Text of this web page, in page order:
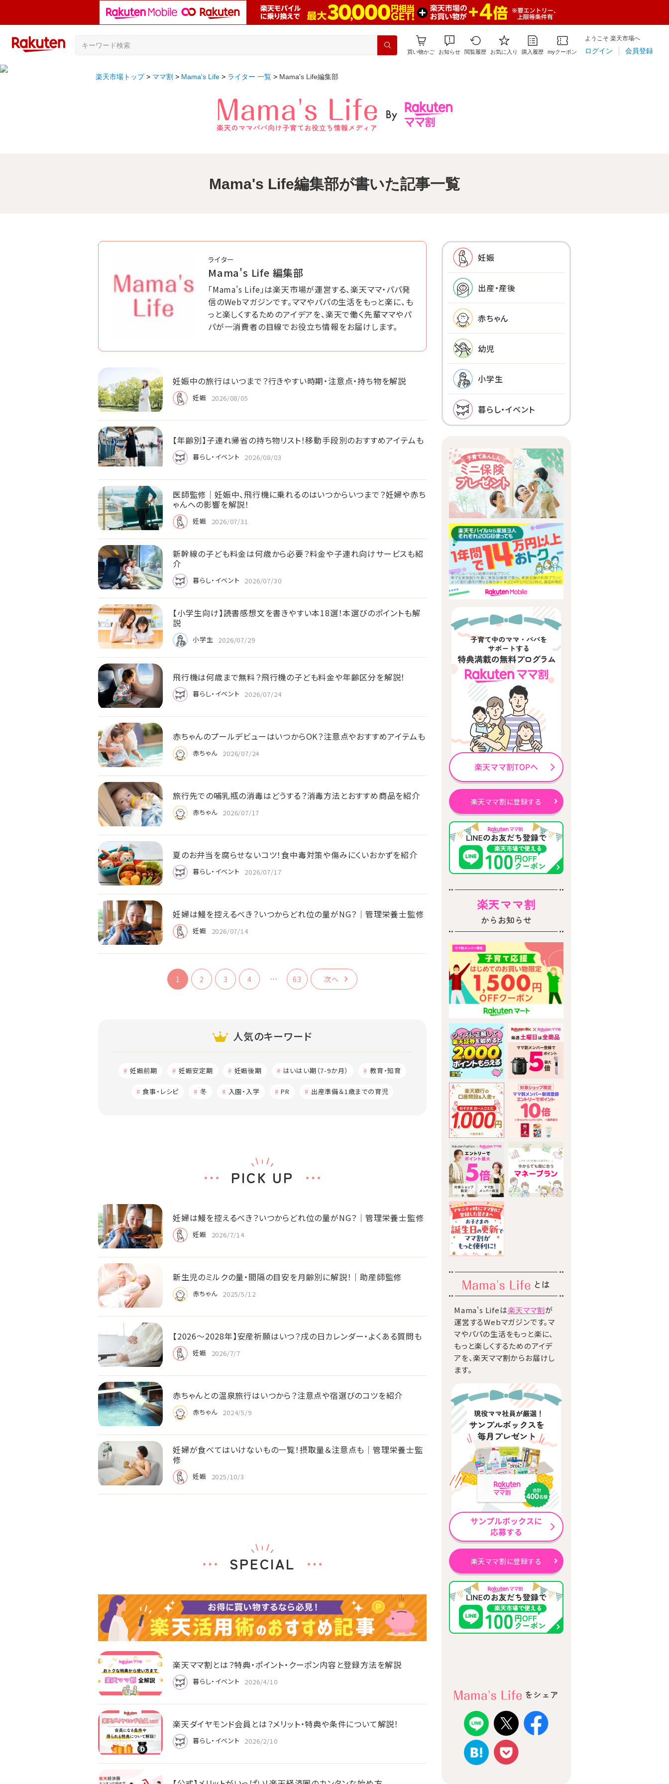
買い物かご お知らせ 閲覧履歴 お気に入り 購入履歴 myクーポン
ようこそ 楽天市場へ
ログイン 会員登録
楽天市場トップ ママ割 Mama's Life ライター 一覧 Mama's Life編集部
Mama's Life編集部が書いた記事一覧
ライター
Mama's Life 編集部
「Mama's Life」は楽天市場が運営する、楽天ママ・パパ発
信のWebマガジンです。ママやパパの生活をもっと楽に、も
っと楽しくするためのアイデアを、楽天で働く先輩ママやパ
パが一消費者の目線でお役立ち情報をお届けします。
妊娠中の旅行はいつまで？行きやすい時期・注意点・持ち物を解説
妊娠 2026/08/05
【年齢別】子連れ帰省の持ち物リスト！移動手段別のおすすめアイテムも
暮らし・イベント 2026/08/03
医師監修｜妊娠中、飛行機に乗れるのはいつからいつまで？妊婦や赤ち
ゃんへの影響を解説！
妊娠 2026/07/31
新幹線の子ども料金は何歳から必要？料金や子連れ向けサービスも紹
介
暮らし・イベント 2026/07/30
【小学生向け】読書感想文を書きやすい本18選！本選びのポイントも解
説
小学生 2026/07/29
飛行機は何歳まで無料？飛行機の子ども料金や年齢区分を解説！
暮らし・イベント 2026/07/24
赤ちゃんのプールデビューはいつからOK？注意点やおすすめアイテムも
赤ちゃん 2026/07/24
旅行先での哺乳瓶の消毒はどうする？消毒方法とおすすめ商品を紹介
赤ちゃん 2026/07/17
夏のお弁当を腐らせないコツ！食中毒対策や傷みにくいおかずを紹介
暮らし・イベント 2026/07/17
妊婦は鰻を控えるべき？いつからどれ位の量がNG？│管理栄養士監修
妊娠 2026/07/14
1 2 3 4 … 63 次へ
人気のキーワード
妊娠前期 妊娠安定期 妊娠後期 はいはい期（7-9か月） 教育・知育
食事・レシピ 冬 入園・入学 PR 出産準備＆1歳までの育児
PICK UP
妊婦は鰻を控えるべき？いつからどれ位の量がNG？│管理栄養士監修
妊娠 2026/7/14
新生児のミルクの量・間隔の目安を月齢別に解説！｜助産師監修
赤ちゃん 2025/5/12
【2026〜2028年】安産祈願はいつ？戌の日カレンダー・よくある質問も
妊娠 2026/7/7
赤ちゃんとの温泉旅行はいつから？注意点や宿選びのコツを紹介
赤ちゃん 2024/5/9
妊婦が食べてはいけないもの一覧！摂取量＆注意点も│管理栄養士監
修
妊娠 2025/10/3
SPECIAL
楽天ママ割とは？特典・ポイント・クーポン内容と登録方法を解説
暮らし・イベント 2026/4/10
楽天ダイヤモンド会員とは？メリット・特典や条件について解説！
暮らし・イベント 2026/2/10
妊娠
出産・産後
赤ちゃん
幼児
小学生
暮らし・イベント
楽天ママ割に登録する
楽天ママ割
からお知らせ
とは
Mama's Lifeは楽天ママ割が
運営するWebマガジンです。マ
マやパパの生活をもっと楽に、
もっと楽しくするためのアイデ
アを、楽天ママ割からお届けし
ます。
楽天ママ割に登録する
をシェア